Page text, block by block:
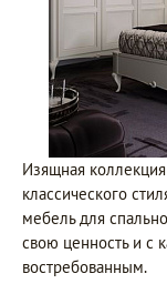
Изящная
классического
мебель для
свою ценность и с
востребованным.